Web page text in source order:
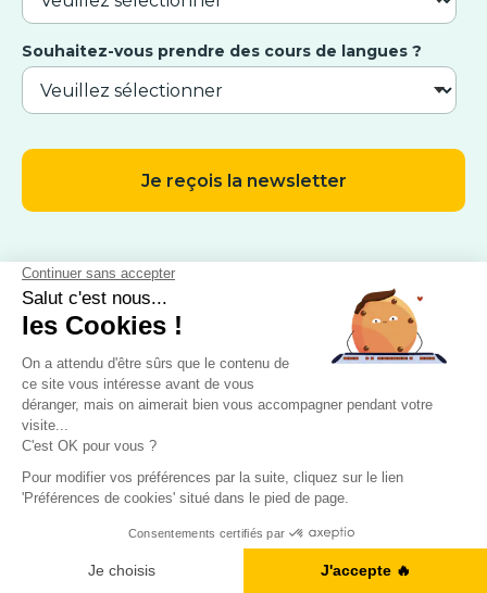
Souhaitez-vous prendre des cours de langues ?
CONTACT
9 Avenue Michelet, 93400 Saint-Ouen
Nous appeler : 01 88 32 79 92